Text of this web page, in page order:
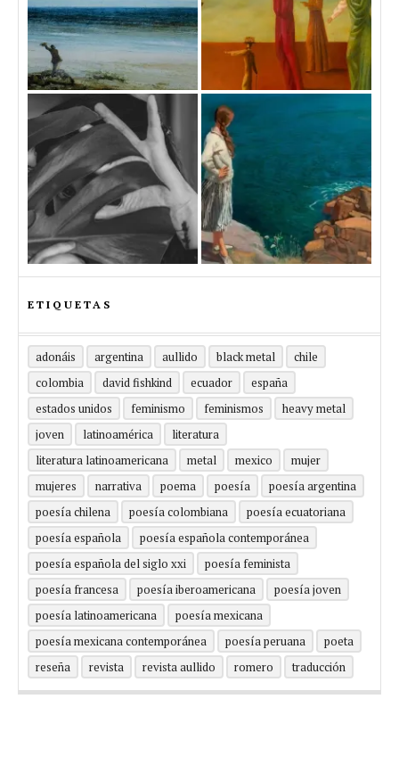
ETIQUETAS
adonáis argentina aullido black metal
chile
colombia
david fishkind ecuador
españa
estados unidos
feminismo feminismos
heavy metal
joven
latinoamérica
literatura
literatura latinoamericana
metal mexico
mujer
mujeres
narrativa poema poesía
poesía argentina
poesía chilena
poesía colombiana
poesía ecuatoriana
poesía española
poesía española contemporánea
poesía española del siglo xxi
poesía feminista
poesía francesa
poesía iberoamericana
poesía joven
poesía latinoamericana
poesía mexicana
poesía mexicana contemporánea
poesía peruana
poeta
reseña
revista revista aullido romero traducción